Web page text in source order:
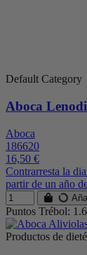
Default Category
Aboca
Aboca
186620
16,50 €
Contrarresta la
partir de un año
Puntos Trébol: 1.6
Productos de